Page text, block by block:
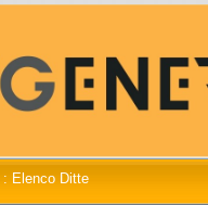
: Elenco Ditte